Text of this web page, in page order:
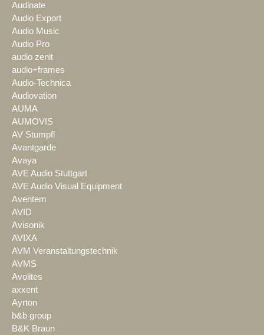
Audinate
Audio Export
Audio Music
Audio Pro
audio zenit
audio+frames
Audio-Technica
Audiovation
AUMA
AUMOVIS
AV Stumpfl
Avantgarde
Avaya
AVE Audio Stuttgart
AVE Audio Visual Equipment
Aventem
AVID
Avisonik
AVIXA
AVM Veranstaltungstechnik
AVMS
Avolites
axxent
Ayrton
b&b group
B&K Braun